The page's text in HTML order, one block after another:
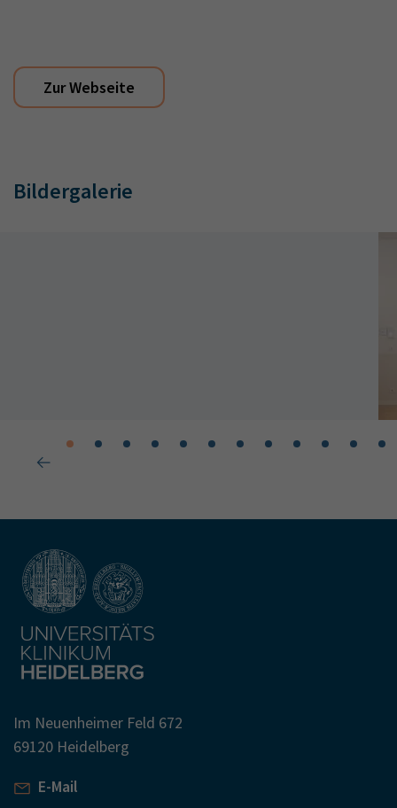
Zur Webseite
Bildergalerie
Im Neuenheimer Feld 672
69120 Heidelberg
E-Mail